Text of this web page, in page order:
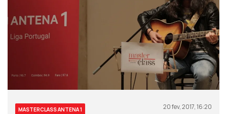
MASTERCLASS ANTENA 1 20 fev, 2017, 16:20